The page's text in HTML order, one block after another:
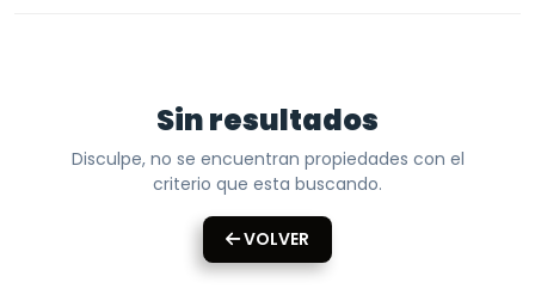
Sin resultados
Disculpe, no se encuentran propiedades con el
criterio que esta buscando.
VOLVER